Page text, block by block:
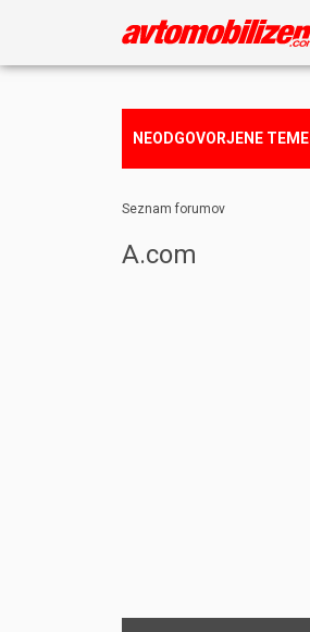
NEODGOVORJENE TEME
Seznam forumov
A.com